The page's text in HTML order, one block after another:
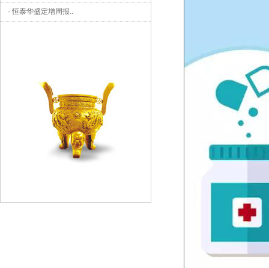
·恒泰华盛定增周报..